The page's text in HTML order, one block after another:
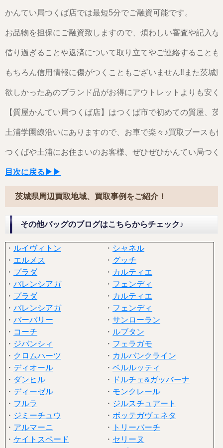
かんてい局つくば店では最短5分でご融資可能です。
お品物を担保にご融資致しますので、煩わしい審査や記入
借り過ぎることや返済について取り立てやご連絡すること
もちろん信用情報に傷がつくこともございません‼また茨
欲しかったあのブランド品がお得にアウトレットよりも安
【質屋かんてい局つくば店】はつくば市で初めての質屋、
土浦学園線沿いにありますので、お車で楽々♪買取ブースも
つくばや土浦にお住まいのお客様、ぜひぜひかんてい局つ
目次に戻る▶▶
茨城県周辺買取地域、買取事例をご紹介！
その他バッグのブログはこちらからチェック♪
・ ルイヴィトン ・ シャネル
・ エルメス ・ グッチ
・ プラダ ・ カルティエ
・ バレンシアガ ・ フェンディ
・ プラダ ・ カルティエ
・ バレンシアガ ・ フェンディ
・ バーバリー ・ サンローラン
・ コーチ ・ ルブタン
・ ジバンシィ ・ フェラガモ
・ クロムハーツ ・ カルバンクライン
・ ディオール ・ ベルルッティ
・ ダンヒル ・
ドルチェ&ガッバーナ
・ ディーゼル ・ モンクレール
・ フルラ ・ ジルスチュアート
・ ジミーチュウ ・ ボッテガヴェネタ
・ アルマーニ ・
トリーバーチ
・ ケイトスペード ・ セリーヌ